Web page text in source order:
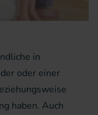
in
oder einer
haben. Auch